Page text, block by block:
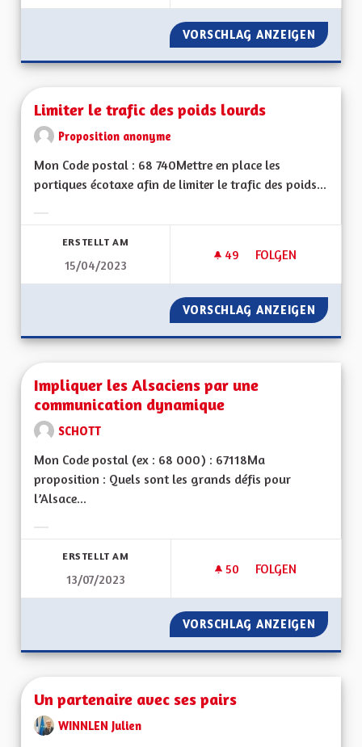
VORSCHLAG ANZEIGEN
Limiter le trafic des poids lourds
Proposition anonyme
Mon Code postal : 68 740Mettre en place les
portiques écotaxe afin de limiter le trafic des poids...
ERSTELLT AM
15/04/2023
49 49 FOLLOWER
FOLGEN
LIMITER LE TRAFIC
VORSCHLAG ANZEIGEN
Impliquer les Alsaciens par une
communication dynamique
SCHOTT
Mon Code postal (ex : 68 000) : 67118Ma
proposition : Quels sont les grands défis pour
l’Alsace...
ERSTELLT AM
13/07/2023
50 50 FOLLOWER
FOLGEN
IMPLIQUER LES
VORSCHLAG ANZEIGEN
Un partenaire avec ses pairs
WINNLEN Julien